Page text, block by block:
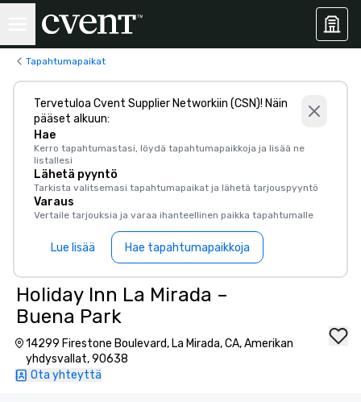
Tapahtumapaikat
Tervetuloa Cvent Supplier Networkiin (CSN)! Näin
pääset alkuun:
Hae
Kerro tapahtumastasi, löydä tapahtumapaikkoja ja lisää ne
listallesi
Lähetä pyyntö
Tarkista valitsemasi tapahtumapaikat ja lähetä tarjouspyyntö
Varaus
Vertaile tarjouksia ja varaa ihanteellinen paikka tapahtumalle
Lue lisää Hae tapahtumapaikkoja
Holiday Inn La Mirada –
Buena Park
14299 Firestone Boulevard, La Mirada, CA, Amerikan
yhdysvallat, 90638
Ota yhteyttä